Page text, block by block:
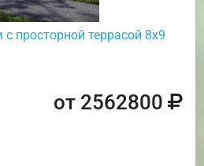
просторной террасой 8х9
от 2562800